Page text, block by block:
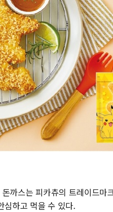
까스는 피카츄의 트레이드마
심하고 먹을 수 있다.